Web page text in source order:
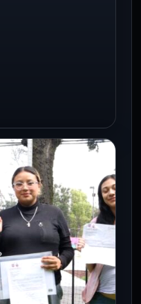
en
CDMX
agosto de 2026.
de granizo